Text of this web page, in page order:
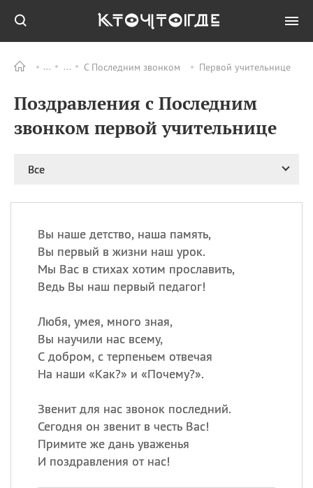
С Последним звонком Первой учительнице
Поздравления с Последним
звонком первой учительнице
Все
Вы наше детство, наша память,
Вы первый в жизни наш урок.
Мы Вас в стихах хотим прославить,
Ведь Вы наш первый педагог!
Любя, умея, много зная,
Вы научили нас всему,
С добром, с терпеньем отвечая
На наши «Как?» и «Почему?».
Звенит для нас звонок последний.
Сегодня он звенит в честь Вас!
Примите же дань уваженья
И поздравления от нас!
ПРАЗДНИКИ Все
09.08 День памяти жертв
атомной
бомбардировки
день
рисового пудинга
09.08 День Дымняшки
(Smokey Bear Day)
Сегодня празднуют именины
Сергей, Теодор,
Посмотреть значение
происхождение